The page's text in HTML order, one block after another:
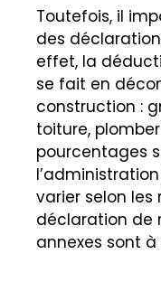
Toutefois, il
des
effet, la
se fait en
construction :
toiture,
pourcentages
varier selon les
déclaration de
annexes sont